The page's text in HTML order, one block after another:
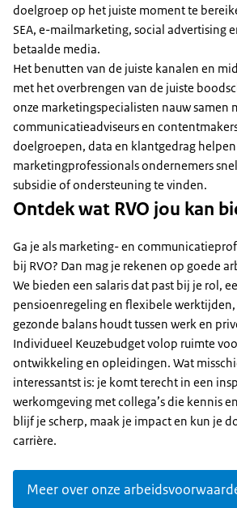
doelgroep op het juiste moment te
SEA, e-mailmarketing, social advertising
betaalde media.
Het benutten van de juiste kanalen en
met het overbrengen van de juiste
onze marketingspecialisten nauw samen
communicatieadviseurs en
doelgroepen, data en klantgedrag helpen
marketingprofessionals ondernemers
subsidie of ondersteuning te vinden.
Ontdek wat RVO jou kan
Ga je als marketing- en
bij RVO? Dan mag je rekenen op goede
We bieden een salaris dat past bij je rol,
pensioenregeling en flexibele werktijden,
gezonde balans houdt tussen werk en
Individueel Keuzebudget volop ruimte
ontwikkeling en opleidingen. Wat
interessantst is: je komt terecht in een
werkomgeving met collega’s die kennis
blijf je scherp, maak je impact en kun je
carrière.
Meer over onze